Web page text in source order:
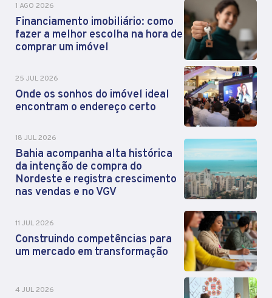
1 AGO 2026
Financiamento imobiliário: como
fazer a melhor escolha na hora de
comprar um imóvel
25 JUL 2026
Onde os sonhos do imóvel ideal
encontram o endereço certo
18 JUL 2026
Bahia acompanha alta histórica
da intenção de compra do
Nordeste e registra crescimento
nas vendas e no VGV
11 JUL 2026
Construindo competências para
um mercado em transformação
4 JUL 2026